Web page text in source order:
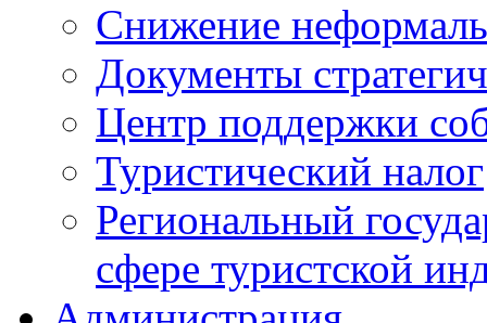
Снижение
Документы
Центр поддержки
Туристический налог
Региональный
сфере туристской